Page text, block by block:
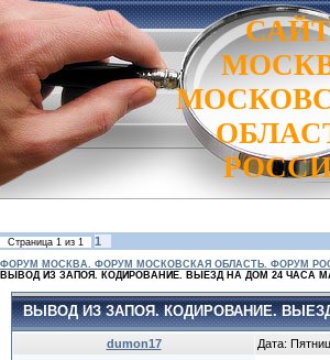
САЙТ
Страница 1 из 1 1
ФОРУМ МОСКВА. ФОРУМ МОСКОВСКАЯ ОБЛАСТЬ. ФОРУМ
ВЫВОД ИЗ ЗАПОЯ. КОДИРОВАНИЕ. ВЫЕЗД НА ДОМ 24 ЧАСА
ВЫВОД ИЗ ЗАПОЯ. КОДИРОВАНИЕ.
dumon17 Дата: